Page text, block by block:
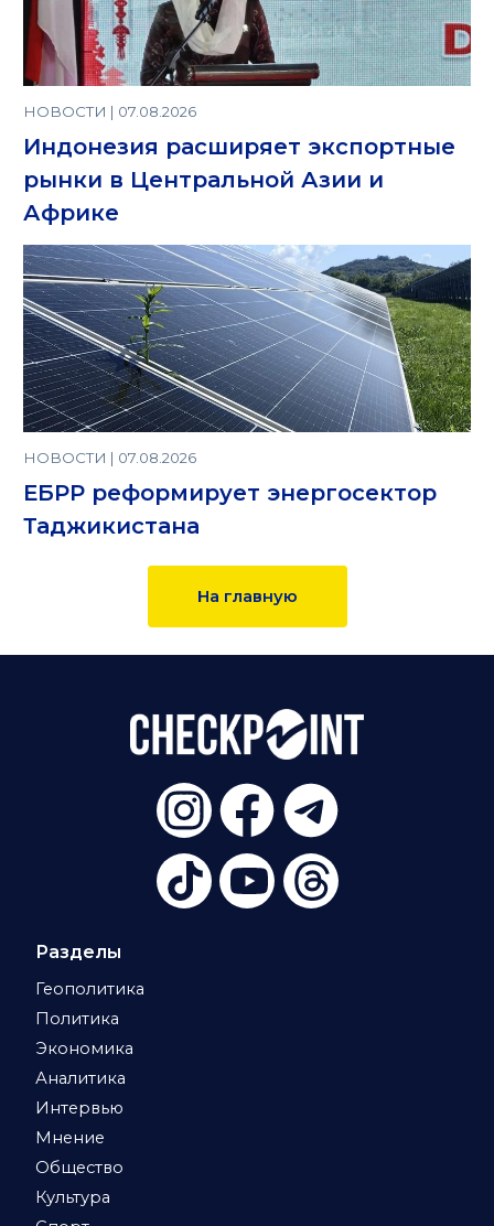
НОВОСТИ | 07.08.2026
Индонезия расширяет экспортные
рынки в Центральной Азии и
Африке
НОВОСТИ | 07.08.2026
ЕБРР реформирует энергосектор
Таджикистана
На главную
Разделы
Геополитика
Политика
Экономика
Аналитика
Интервью
Мнение
Общество
Культура